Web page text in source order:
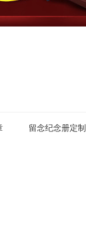
留念纪念册定制